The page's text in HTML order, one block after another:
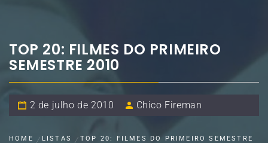
TOP 20: FILMES DO PRIMEIRO
SEMESTRE 2010
2 de julho de 2010 Chico Fireman
HOME LISTAS
TOP 20: FILMES DO PRIMEIRO SEMESTRE